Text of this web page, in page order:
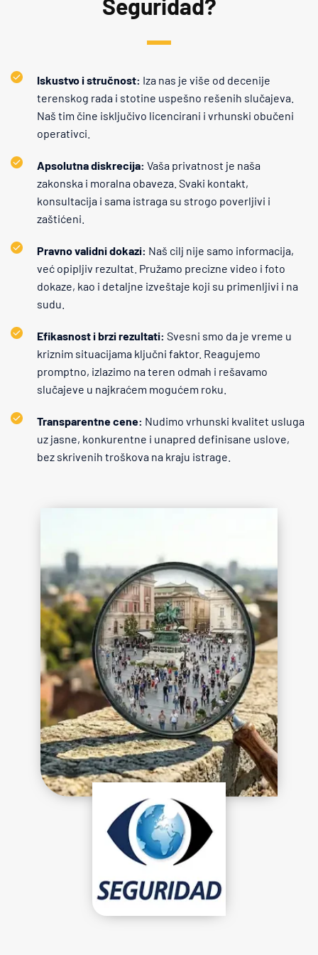
Iskustvo i stručnost: Iza nas je više od decenije
terenskog rada i stotine uspešno rešenih slučajeva.
Naš tim čine isključivo licencirani i vrhunski obučeni
operativci.
Apsolutna diskrecija: Vaša privatnost je naša
zakonska i moralna obaveza. Svaki kontakt,
konsultacija i sama istraga su strogo poverljivi i
zaštićeni.
Pravno validni dokazi: Naš cilj nije samo informacija,
već opipljiv rezultat. Pružamo precizne video i foto
dokaze, kao i detaljne izveštaje koji su primenljivi i na
sudu.
Efikasnost i brzi rezultati: Svesni smo da je vreme u
kriznim situacijama ključni faktor. Reagujemo
promptno, izlazimo na teren odmah i rešavamo
slučajeve u najkraćem mogućem roku.
Transparentne cene: Nudimo vrhunski kvalitet usluga
uz jasne, konkurentne i unapred definisane uslove,
bez skrivenih troškova na kraju istrage.